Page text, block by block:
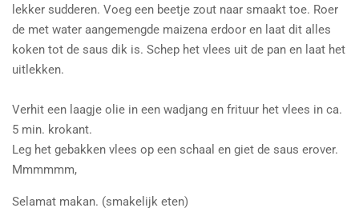
lekker sudderen. Voeg een beetje zout naar smaakt toe. Roer
de met water aangemengde maizena erdoor en laat dit alles
koken tot de saus dik is. Schep het vlees uit de pan en laat het
uitlekken.
Verhit een laagje olie in een wadjang en frituur het vlees in ca.
5 min. krokant.
Leg het gebakken vlees op een schaal en giet de saus erover.
Mmmmmm,
Selamat makan. (smakelijk eten)